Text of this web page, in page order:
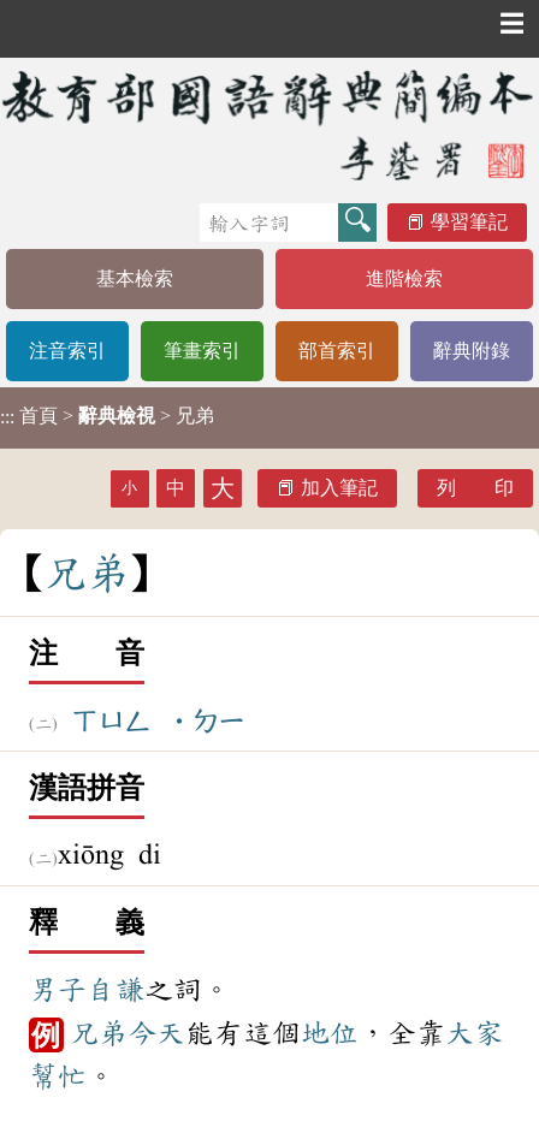
☰
學習筆記
基本檢索 進階檢索
注音索引 筆畫索引 部首索引 辭典附錄
::: 首頁 > 辭典檢視 > 兄弟
小 中 大 加入筆記 列 印
兄 弟
注 音
ㄒㄩㄥ ˙ㄉㄧ
漢語拼音
xiōng di
釋 義
男子 自謙之詞。
例 兄弟今天 能有這個地位 ，全靠 大家
幫忙 。